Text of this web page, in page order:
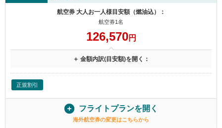
航空券 大人お一人様目安額（燃油込）：
航空券1名
126,570円
＋ 金額内訳(目安額)を開く：
正規割引
フライトプランを開く
海外航空券の変更はこちらから